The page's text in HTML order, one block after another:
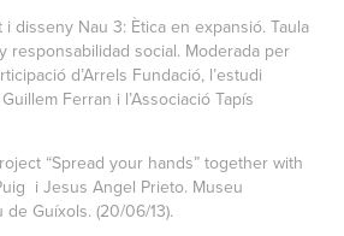
i disseny Nau 3: Ètica en expansió. Taula
responsabilidad social. Moderada per
d’Arrels Fundació, l’estudi
Ferran i l’Associació Tapís
“Spread your hands” together with
i Jesus Angel Prieto. Museu
de Guíxols. (20/06/13).